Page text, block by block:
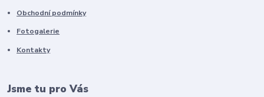
Obchodní podmínky
Fotogalerie
Kontakty
Jsme tu pro Vás